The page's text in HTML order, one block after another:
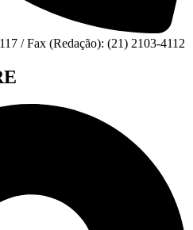
/ Fax (Redação): (21) 2103-4112